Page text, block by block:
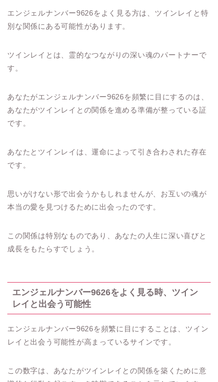
エンジェルナンバー9626をよく見る方は、ツインレイと特
別な関係にある可能性があります。
ツインレイとは、霊的なつながりの深い魂のパートナーで
す。
あなたがエンジェルナンバー9626を頻繁に目にするのは、
あなたがツインレイとの関係を進める準備が整っている証
です。
あなたとツインレイは、運命によって引き合わされた存在
です。
思いがけない形で出会うかもしれませんが、お互いの魂が
本当の愛を見つけるために出会ったのです。
この関係は特別なものであり、あなたの人生に深い喜びと
成長をもたらすでしょう。
エンジェルナンバー9626をよく見る時、ツイン
レイと出会う可能性
エンジェルナンバー9626を頻繁に目にすることは、ツイン
レイと出会う可能性が高まっているサインです。
この数字は、あなたがツインレイとの関係を築くために意